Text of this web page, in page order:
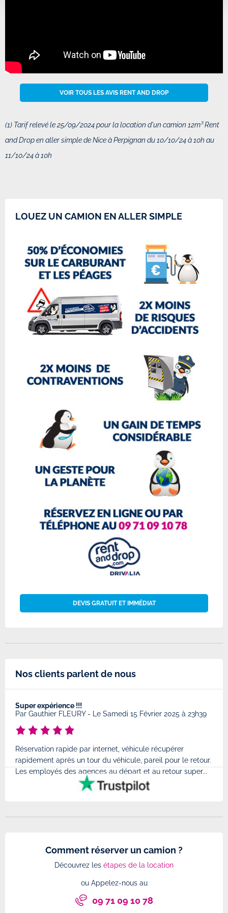
VOIR TOUS LES AVIS RENT AND DROP
(1) Tarif relevé le 25/09/2024 pour la location d'un camion 12m³ Rent
and Drop en aller simple de Nice à Perpignan du 10/10/24 à 10h au
11/10/24 à 10h
LOUEZ UN CAMION EN ALLER SIMPLE
DEVIS GRATUIT ET IMMÉDIAT
Nos clients parlent de nous
Super expérience !!!
Par Gauthier FLEURY- Le Samedi 15 Février 2025 à 23h39
Réservation rapide par internet, véhicule récupérer
rapidement après un tour du véhicule, pareil pour le retour.
Les employés des agences au départ et au retour super...
Comment réserver un camion ?
Découvrez les étapes de la location
ou Appelez-nous au
09 71 09 10 78